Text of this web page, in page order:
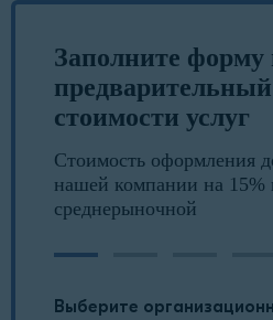
Заполните
стоимости услуг
Стоимость оформления
нашей компании на 15%
среднерыночной
Выберите